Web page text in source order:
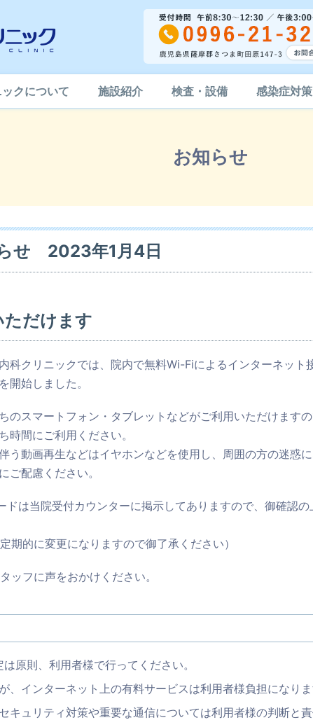
クについて 施設紹介 検査・設備 感染症対策
お知らせ
せ 2023年1月4日
だけます
科クリニックでは、院内で無料Wi-Fiによるインターネット
開始しました。
のスマートフォン・タブレットなどがご利用いただけます
時間にご利用ください。
う動画再生などはイヤホンなどを使用し、周囲の方の迷惑
ご配慮ください。
ドは当院受付カウンターに掲示してありますので、御確認の
期的に変更になりますので御了承ください）
ッフに声をおかけください。
原則、利用者様で行ってください。
、インターネット上の有料サービスは利用者様負担になりま
キュリティ対策や重要な通信については利用者様の判断と